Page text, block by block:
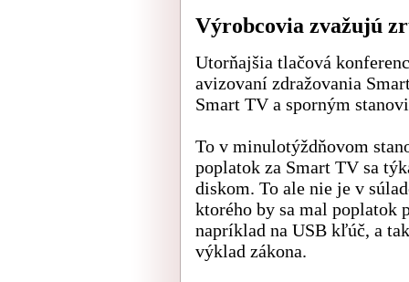
Výrobcovia zvažujú
Utorňajšia tlačová
avizovaní zdražovania
Smart TV a sporným
To v minulotýždňovom
poplatok za Smart TV sa
diskom. To ale nie je v
ktorého by sa mal poplatok
napríklad na USB kľúč, a
výklad zákona.